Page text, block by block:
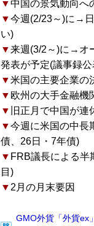
▼中国の景気動向へ
▼今週(2/23～)に→
い)
▼来週(3/2～)に→オ
発表が予定(議事録
▼米国の主要企業の
▼ 欧州の大手金融機
▼ 旧正月で中国が連
▼今週に米国の中長
債、26日・7年債)
▼ FRB議長による半
目)
▼ 2月の月末要因
GMO外貨「外貨ex